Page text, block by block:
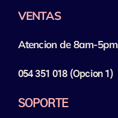
VENTAS
Atencion de 8am-5pm
054 351 018 (opcion 1)
SOPORTE